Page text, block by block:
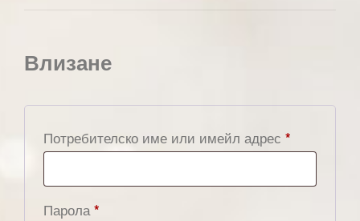
Влизане
Потребителско име или имейл адрес *
Парола*